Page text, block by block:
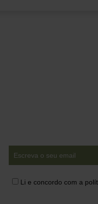
Li e concordo com a